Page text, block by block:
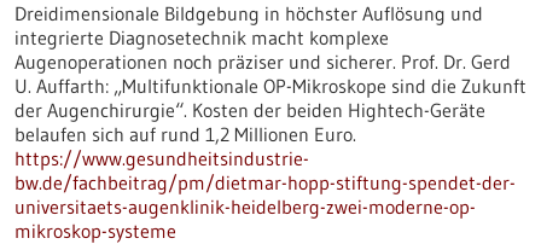
Dreidimensionale Bildgebung in höchster Auflösung und
integrierte Diagnosetechnik macht komplexe
Augenoperationen noch präziser und sicherer. Prof. Dr. Gerd
U. Auffarth: „Multifunktionale OP-Mikroskope sind die Zukunft
der Augenchirurgie“. Kosten der beiden Hightech-Geräte
belaufen sich auf rund 1,2 Millionen Euro.
https://www.gesundheitsindustrie-
bw.de/fachbeitrag/pm/dietmar-hopp-stiftung-spendet-der-
universitaets-augenklinik-heidelberg-zwei-moderne-op-
mikroskop-systeme